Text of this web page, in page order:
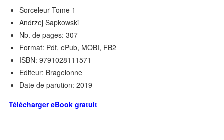
Sorceleur Tome 1
Andrzej Sapkowski
Nb. de pages: 307
Format: Pdf, ePub, MOBI, FB2
ISBN: 9791028111571
Editeur: Bragelonne
Date de parution: 2019
Télécharger eBook gratuit